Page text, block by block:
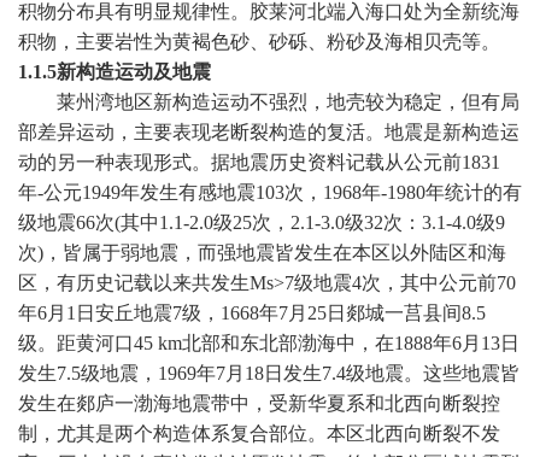
积物分布具有明显规律性。胶莱河北端入海口处为全新统海
积物，主要岩性为黄褐色砂、砂砾、粉砂及海相贝壳等。
1.1.5新构造运动及地震
莱州湾地区新构造运动不强烈，地壳较为稳定，但有局
部差异运动，主要表现老断裂构造的复活。地震是新构造运
动的另一种表现形式。据地震历史资料记载从公元前1831
年-公元1949年发生有感地震103次， 1968年-1980年统计的有
级地震66次(其中1.1-2.0级25次， 2.1-3.0级32次： 3.1-4.0级9
次) ，皆属于弱地震，而强地震皆发生在本区以外陆区和海
区，有历史记载以来共发生Ms>7级地震4次，其中公元前70
年6月 1 日安丘地震7级， 1668年7月 25日 郯城一莒县间8.5
级。距黄河口45 km北部和东北部渤海中，在1888年6月 13日
发生7.5级地震， 1969年7月 18日 发生7.4级地震。这些地震皆
发生在郯庐一渤海地震带中，受新华夏系和北西向断裂控
制，尤其是两个构造体系复合部位。本区北西向断裂不发